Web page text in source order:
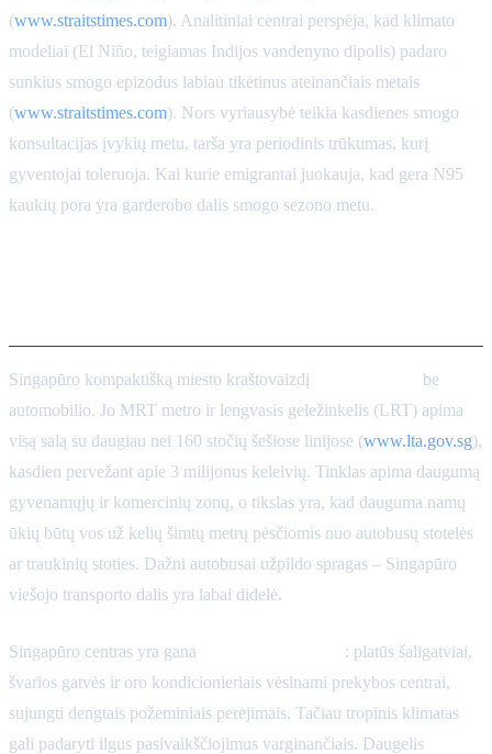
(www.straitstimes.com). Analitiniai centrai perspėja, kad klimato
modeliai (El Niño, teigiamas Indijos vandenyno dipolis) padaro
sunkius smogo epizodus labiau tikėtinus ateinančiais metais
(www.straitstimes.com). Nors vyriausybė teikia kasdienes smogo
konsultacijas įvykių metu, tarša yra periodinis trūkumas, kurį
gyventojai toleruoja. Kai kurie emigrantai juokauja, kad gera N95
kaukių pora yra garderobo dalis smogo sezono metu.
Singapūro kompaktišką miesto kraštovaizdį
be
automobilio. Jo MRT metro ir lengvasis geležinkelis (LRT) apima
visą salą su daugiau nei 160 stočių šešiose linijose (www.lta.gov.sg),
kasdien pervežant apie 3 milijonus keleivių. Tinklas apima daugumą
gyvenamųjų ir komercinių zonų, o tikslas yra, kad dauguma namų
ūkių būtų vos už kelių šimtų metrų pėsčiomis nuo autobusų stotelės
ar traukinių stoties. Dažni autobusai užpildo spragas – Singapūro
viešojo transporto dalis yra labai didelė.
Singapūro centras yra gana
: platūs šaligatviai,
švarios gatvės ir oro kondicionieriais vėsinami prekybos centrai,
sujungti dengtais požeminiais perėjimais. Tačiau tropinis klimatas
gali padaryti ilgus pasivaikščiojimus varginančiais. Daugelis